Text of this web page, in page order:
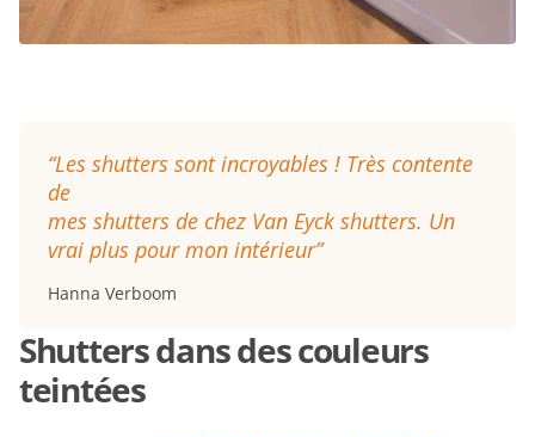
“Les shutters sont incroyables ! Très contente
de
mes shutters de chez Van Eyck shutters. Un
vrai plus pour mon intérieur”
Hanna Verboom
Shutters dans des couleurs
teintées